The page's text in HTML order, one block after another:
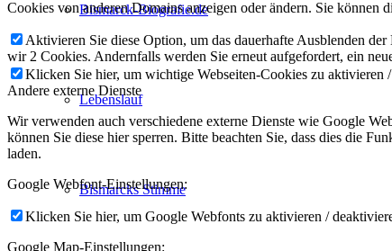
Bismarck-Biografie.de
Lebenslauf
Bismarcks Stimme
Cookies von anderen Domains anzeigen oder ändern. Sie können
Aktivieren Sie diese Option, um das dauerhafte Ausblenden
wir 2 Cookies. Andernfalls werden Sie erneut aufgefordert, ein
Klicken Sie hier, um wichtige Webseiten-Cookies zu aktivieren
Andere externe Dienste
Wir verwenden auch verschiedene externe Dienste wie Google
können Sie diese hier sperren. Bitte beachten Sie, dass dies die
laden.
Google Webfont-Einstellungen:
Klicken Sie hier, um Google Webfonts zu aktivieren /
Google Map-Einstellungen: